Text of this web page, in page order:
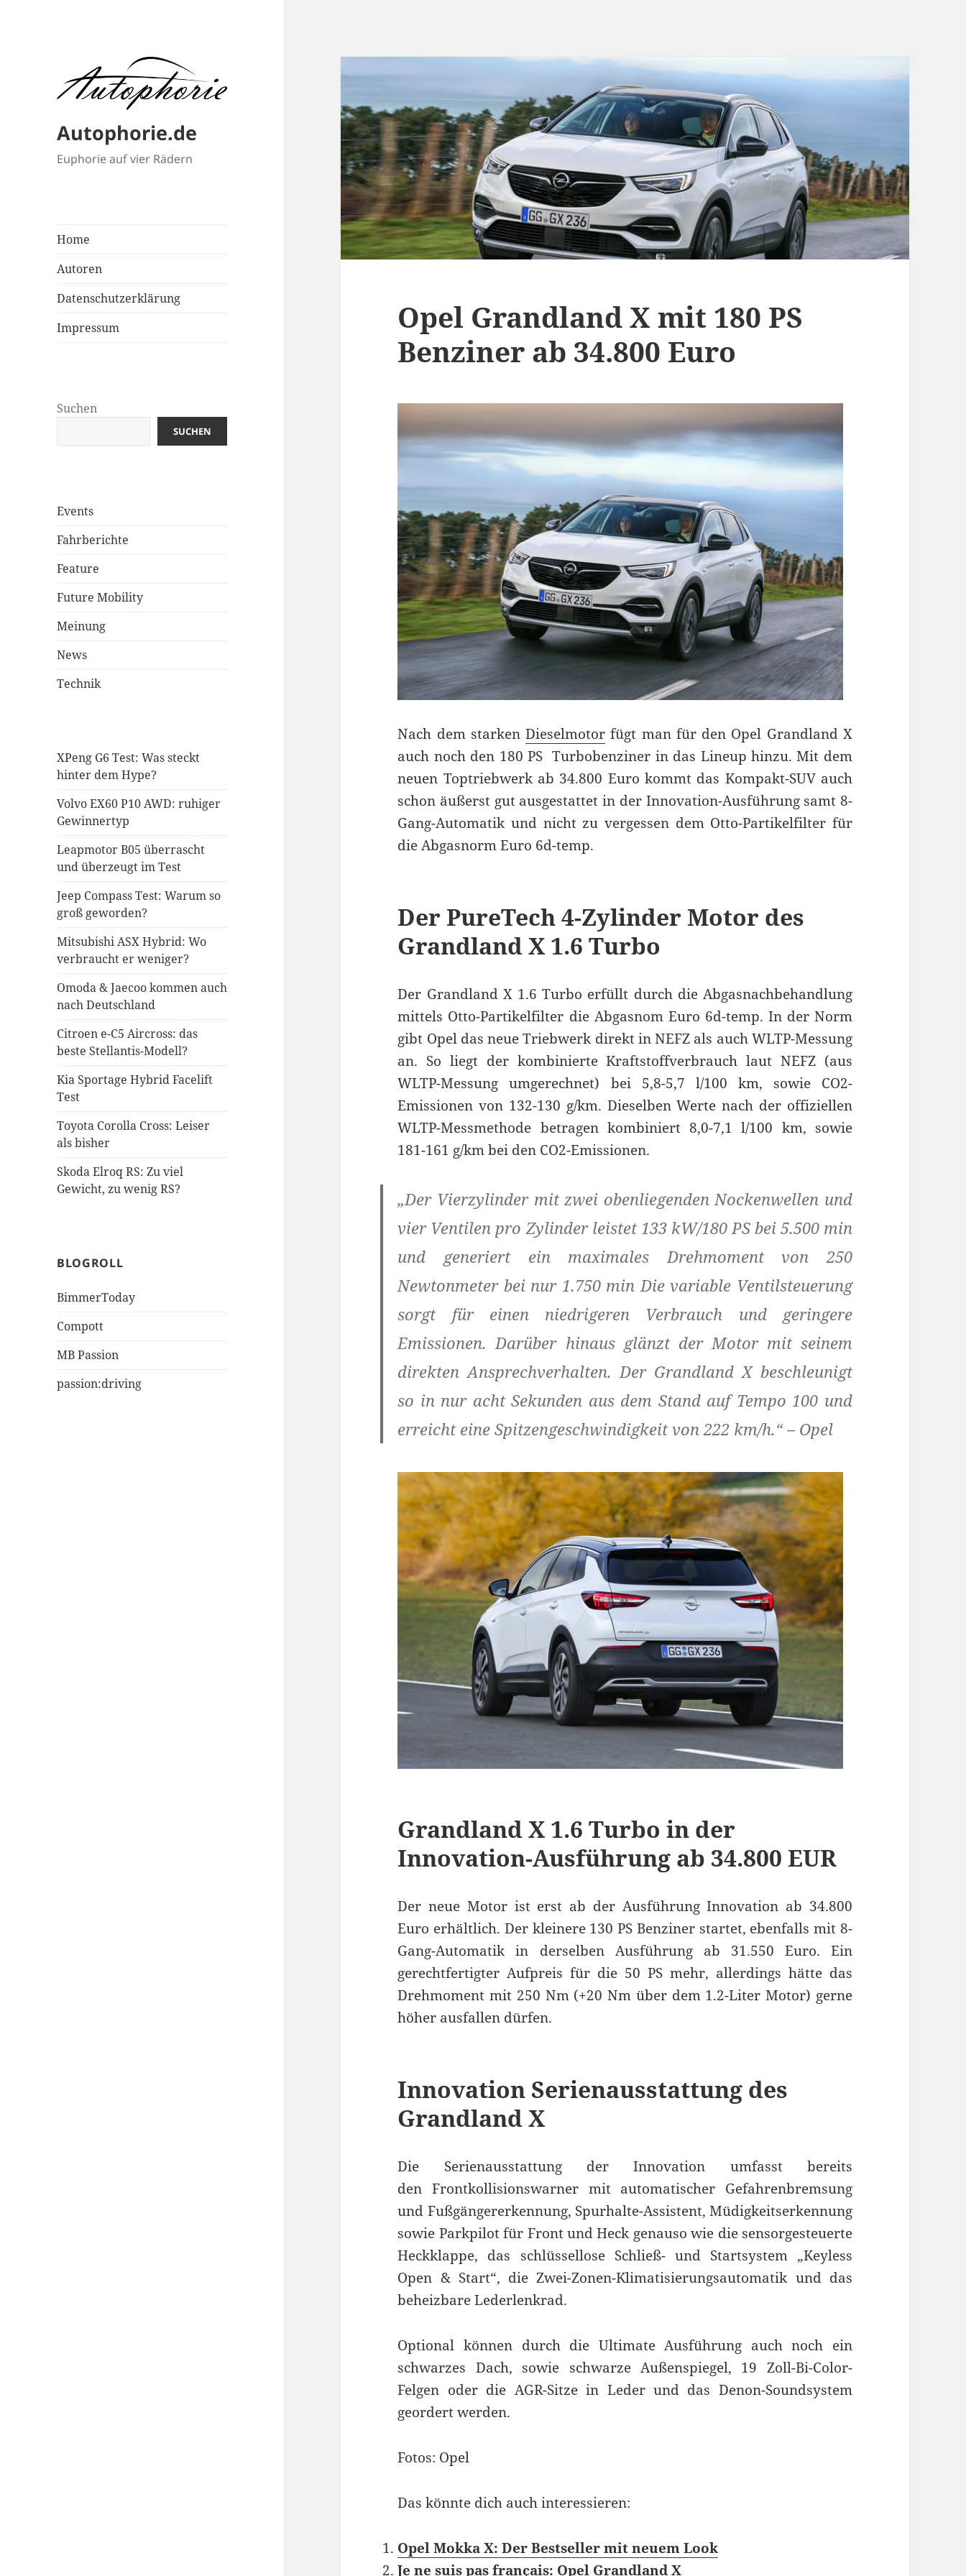
Autophorie.de
Euphorie auf vier Rädern
Home
Autoren
Datenschutzerklärung
Impressum
Suchen
SUCHEN
Events
Fahrberichte
Feature
Future Mobility
Meinung
News
Technik
XPeng G6 Test: Was steckt
hinter dem Hype?
Volvo EX60 P10 AWD: ruhiger
Gewinnertyp
Leapmotor B05 überrascht
und überzeugt im Test
Jeep Compass Test: Warum so
groß geworden?
Mitsubishi ASX Hybrid: Wo
verbraucht er weniger?
Omoda & Jaecoo kommen auch
nach Deutschland
Citroen e-C5 Aircross: das
beste Stellantis-Modell?
Kia Sportage Hybrid Facelift
Test
Toyota Corolla Cross: Leiser
als bisher
Skoda Elroq RS: Zu viel
Gewicht, zu wenig RS?
BLOGROLL
BimmerToday
Compott
MB Passion
passion:driving
Opel Grandland X mit 180 PS
Benziner ab 34.800 Euro
Nach dem starkenDieselmotor fügt man für den Opel Grandland X
auch noch den 180 PS Turbobenziner in das Lineup hinzu. Mit dem
neuen Toptriebwerk ab 34.800 Euro kommt das Kompakt-SUV auch
schon äußerst gut ausgestattet in der Innovation-Ausführung samt 8-
Gang-Automatik und nicht zu vergessen dem Otto-Partikelfilter für
die Abgasnorm Euro 6d-temp.
Der PureTech 4-Zylinder Motor des
Grandland X 1.6 Turbo
Der Grandland X 1.6 Turbo erfüllt durch die Abgasnachbehandlung
mittels Otto-Partikelfilter die Abgasnom Euro 6d-temp. In der Norm
gibt Opel das neue Triebwerk direkt in NEFZ als auch WLTP-Messung
an. So liegt der kombinierte Kraftstoffverbrauch laut NEFZ (aus
WLTP-Messung umgerechnet) bei 5,8-5,7 l/100 km, sowie CO2-
Emissionen von 132-130 g/km. Dieselben Werte nach der offiziellen
WLTP-Messmethode betragen kombiniert 8,0-7,1 l/100 km, sowie
181-161 g/km bei den CO2-Emissionen.
„Der Vierzylinder mit zwei obenliegenden Nockenwellen und
vier Ventilen pro Zylinder leistet 133 kW/180 PS bei 5.500 min
und generiert ein maximales Drehmoment von 250
Newtonmeter bei nur 1.750 min Die variable Ventilsteuerung
sorgt für einen niedrigeren Verbrauch und geringere
Emissionen. Darüber hinaus glänzt der Motor mit seinem
direkten Ansprechverhalten. Der Grandland X beschleunigt
so in nur acht Sekunden aus dem Stand auf Tempo 100 und
erreicht eine Spitzengeschwindigkeit von 222 km/h.“ – Opel
Grandland X 1.6 Turbo in der
Innovation-Ausführung ab 34.800 EUR
Der neue Motor ist erst ab der Ausführung Innovation ab 34.800
Euro erhältlich. Der kleinere 130 PS Benziner startet, ebenfalls mit 8-
Gang-Automatik in derselben Ausführung ab 31.550 Euro. Ein
gerechtfertigter Aufpreis für die 50 PS mehr, allerdings hätte das
Drehmoment mit 250 Nm (+20 Nm über dem 1.2-Liter Motor) gerne
höher ausfallen dürfen.
Innovation Serienausstattung des
Grandland X
Die Serienausstattung der Innovation umfasst bereits
den Frontkollisionswarner mit automatischer Gefahrenbremsung
und Fußgängererkennung, Spurhalte-Assistent, Müdigkeitserkennung
sowie Parkpilot für Front und Heck genauso wie die sensorgesteuerte
Heckklappe, das schlüssellose Schließ- und Startsystem „Keyless
Open & Start“, die Zwei-Zonen-Klimatisierungsautomatik und das
beheizbare Lederlenkrad.
Optional können durch die Ultimate Ausführung auch noch ein
schwarzes Dach, sowie schwarze Außenspiegel, 19 Zoll-Bi-Color-
Felgen oder die AGR-Sitze in Leder und das Denon-Soundsystem
geordert werden.
Fotos: Opel
Das könnte dich auch interessieren:
Opel Mokka X: Der Bestseller mit neuem Look
Je ne suis pas français: Opel Grandland X